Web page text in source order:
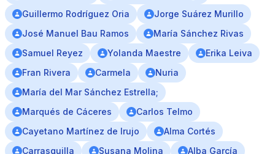
Guillermo Rodríguez Oria
Jorge Suárez Murillo
José Manuel Bau Ramos
María Sánchez Rivas
Samuel Reyez
Yolanda Maestre
Erika Leiva
Fran Rivera
Carmela
Nuria
María del Mar Sánchez Estrella;
Marqués de Cáceres
Carlos Telmo
Cayetano Martínez de Irujo
Alma Cortés
Carrasquilla
Susana Molina Alba García